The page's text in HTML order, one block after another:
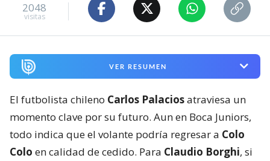
2048
visitas
VER RESUMEN
El futbolista chileno Carlos Palaciosatraviesa un
momento clave por su futuro. Aun en Boca Juniors,
todo indica que el volante podría regresar a Colo
Colo en calidad de cedido. Para Claudio Borghi, si